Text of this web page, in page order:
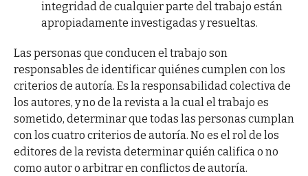
integridad de cualquier parte del trabajo están
apropiadamente investigadas y resueltas.
Las personas que conducen el trabajo son
responsables de identificar quiénes cumplen con los
criterios de autoría. Es la responsabilidad colectiva de
los autores, y no de la revista a la cual el trabajo es
sometido, determinar que todas las personas cumplan
con los cuatro criterios de autoría. No es el rol de los
editores de la revista determinar quién califica o no
como autor o arbitrar en conflictos de autoría.